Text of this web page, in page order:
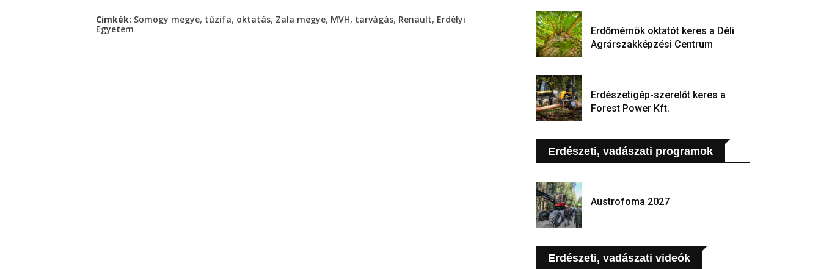
Cimkék: Somogy megye, tűzifa, oktatás, Zala megye, MVH, tarvágás, Renault, Erdélyi
Egyetem
Erdőmérnök oktatót keres a Déli
Agrárszakképzési Centrum
Erdészetigép-szerelőt keres a
Forest Power Kft.
Erdészeti, vadászati programok
Austrofoma 2027
Erdészeti, vadászati videók